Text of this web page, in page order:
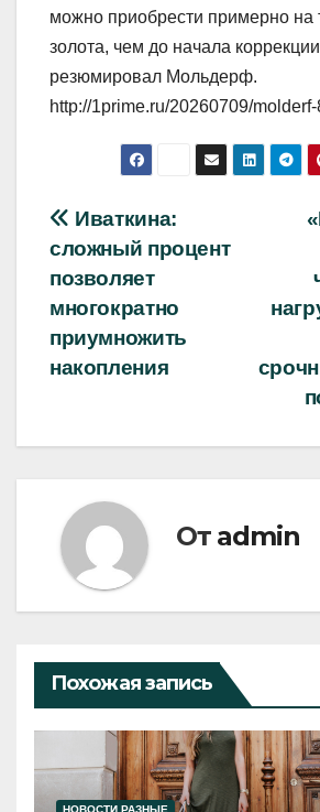
можно приобрести примерно на
золота, чем до начала
резюмировал Мольдерф.
http://1prime.ru/20260709/
Навигация
по
записям
Иваткина:
сложный процент
позволяет
многократно
приумножить
накопления
От admin
Похожая запись
НОВОСТИ РАЗНЫЕ